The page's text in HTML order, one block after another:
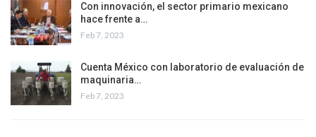
Con innovación, el sector primario mexicano
hace frente a…
Feb 7, 2023
Cuenta México con laboratorio de evaluación de
maquinaria…
Feb 7, 2023